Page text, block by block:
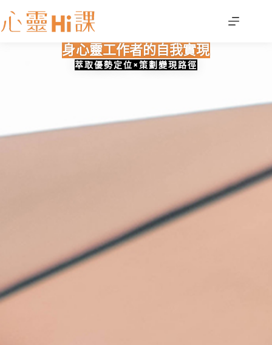
身心靈工作者的自我實現
萃取優勢定位×策劃變現路徑